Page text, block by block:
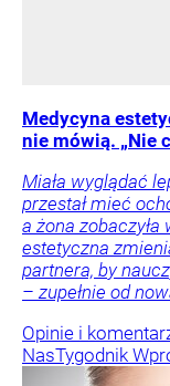
Medycyna
nie mówią. „Nie
Miała wyglądać
przestał mieć
a żona
estetyczna
partnera, by
– zupełnie od
Opinie i
NasTygodnik